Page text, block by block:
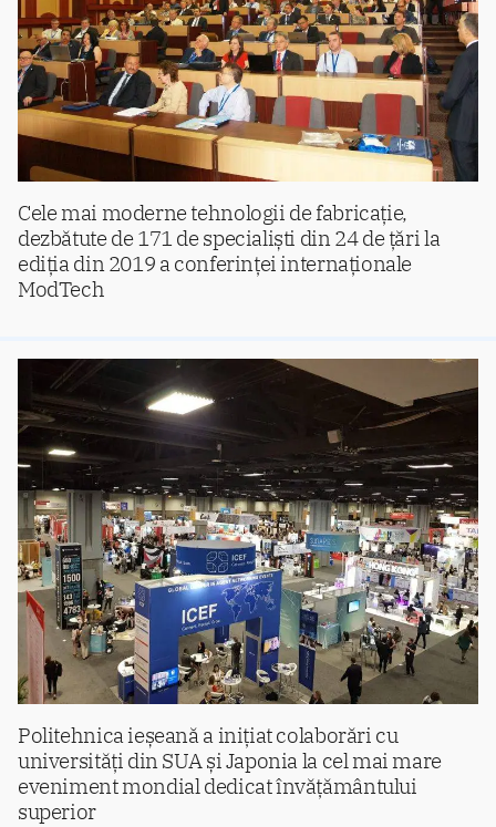
Cele mai moderne tehnologii de fabricație,
dezbătute de 171 de specialiști din 24 de țări la
ediția din 2019 a conferinței internaționale
ModTech
Politehnica ieșeană a inițiat colaborări cu
universități din SUA și Japonia la cel mai mare
eveniment mondial dedicat învățământului
superior